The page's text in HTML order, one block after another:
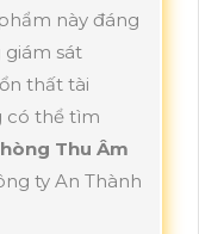
này đáng
sát
thất tài
có thể tìm
Thu Âm
ty An Thành